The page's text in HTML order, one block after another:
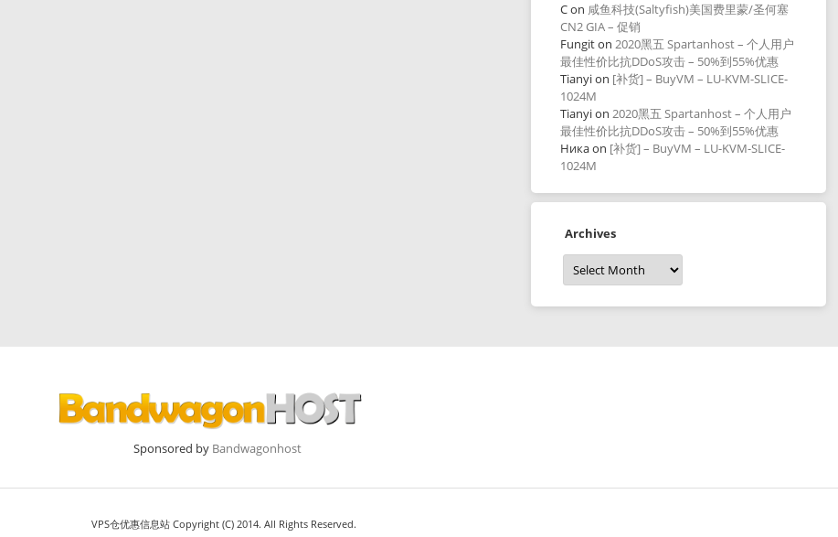
Con 咸鱼科技(Saltyfish)美国费里蒙/圣何塞
CN2 GIA – 促销
Fungiton2020黑五 Spartanhost – 个人用户
最佳性价比抗DDoS攻击 – 50%到55%优惠
Tianyion [补货] – BuyVM – LU-KVM-SLICE-
1024M
Tianyion2020黑五 Spartanhost – 个人用户
最佳性价比抗DDoS攻击 – 50%到55%优惠
Никаon [补货] – BuyVM – LU-KVM-SLICE-
1024M
Archives
Archives
Sponsored by Bandwagonhost
VPS仓优惠信息站 Copyright (C) 2014. All Rights Reserved.